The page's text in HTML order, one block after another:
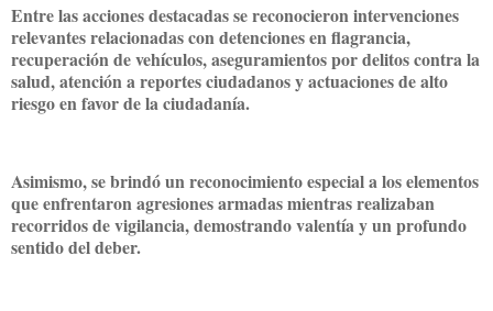
Entre las acciones destacadas se reconocieron intervenciones
relevantes relacionadas con detenciones en flagrancia,
recuperación de vehículos, aseguramientos por delitos contra la
salud, atención a reportes ciudadanos y actuaciones de alto
riesgo en favor de la ciudadanía.
Asimismo, se brindó un reconocimiento especial a los elementos
que enfrentaron agresiones armadas mientras realizaban
recorridos de vigilancia, demostrando valentía y un profundo
sentido del deber.